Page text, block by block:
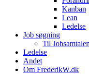
Kanban
Lean
Ledelse
Job søgning
Til Jobsamtalen
Ledelse
Andet
Om FrederikW.dk